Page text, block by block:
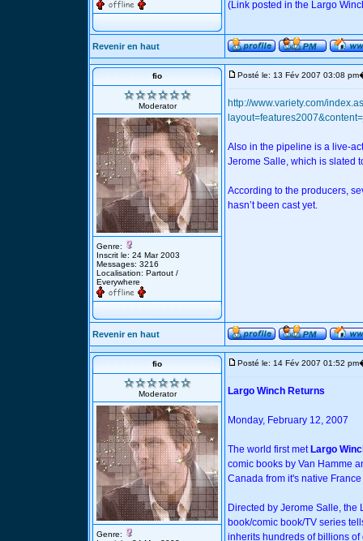
(Link posted in the Largo
Revenir en haut
fio
Moderator
Genre:
Inscrit le: 24 Mar 2003
Messages: 3216
Localisation: Partout /
Everywhere
Posté le: 13 Fév 2007 03:08 pm
http://www.variety.com/
Also in the pipeline is a live-
Jerome Salle, which is slated
According to the producers,
hasn’t been cast yet.
Revenir en haut
fio
Moderator
Genre:
Posté le: 14 Fév 2007 01:52 pm
Largo Winch Returns
Monday, February 12, 2007
The world first met Largo
comic books by Van Hamme
Canada from it's native
Directed by Jerome Salle, the
book/comic book/TV series
inherits hundreds of billions of